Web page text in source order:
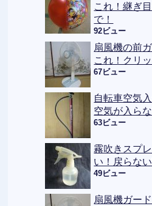
これ！継ぎ
で！
92ビュー
扇風機の前
これ！クリ
67ビュー
自転車空気
空気が入ら
63ビュー
霧吹きスプ
い！戻らな
49ビュー
扇風機ガー